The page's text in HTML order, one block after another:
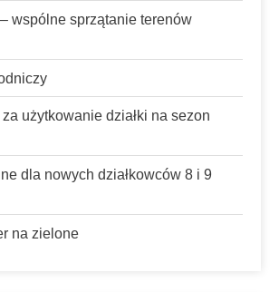
wspólne sprzątanie terenów
za użytkowanie działki na sezon
dla nowych działkowców 8 i 9
na zielone